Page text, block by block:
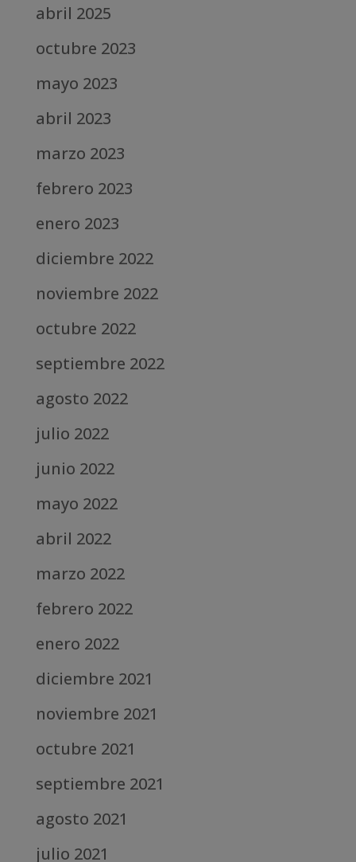
abril 2025
octubre 2023
mayo 2023
abril 2023
marzo 2023
febrero 2023
enero 2023
diciembre 2022
noviembre 2022
octubre 2022
septiembre 2022
agosto 2022
julio 2022
junio 2022
mayo 2022
abril 2022
marzo 2022
febrero 2022
enero 2022
diciembre 2021
noviembre 2021
octubre 2021
septiembre 2021
agosto 2021
julio 2021